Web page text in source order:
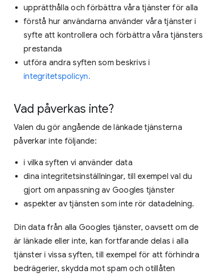
upprätthålla och förbättra våra tjänster för alla
förstå hur användarna använder våra tjänster i
syfte att kontrollera och förbättra våra tjänsters
prestanda
utföra andra syften som beskrivs i
integritetspolicyn.
Vad påverkas inte?
Valen du gör angående de länkade tjänsterna
påverkar inte följande:
i vilka syften vi använder data
dina integritetsinställningar, till exempel val du
gjort om anpassning av Googles tjänster
aspekter av tjänsten som inte rör datadelning.
Din data från alla Googles tjänster, oavsett om de
är länkade eller inte, kan fortfarande delas i alla
tjänster i vissa syften, till exempel för att förhindra
bedrägerier, skydda mot spam och otillåten